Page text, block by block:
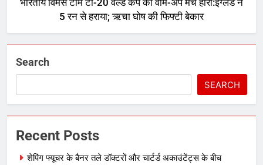
भारतीय विमेंस टीम टी-20 वर्ल्ड कप का वार्म-अप मैच हारी:इंग्लैंड ने
5 रन से हराया; ऋचा घोष की फिफ्टी बेकार
Search
SEARCH
Recent Posts
शेपिंग फ्यूचर के बैनर तले डॉक्टरों और चार्टर्ड अकाउंटेंट्स के बीच